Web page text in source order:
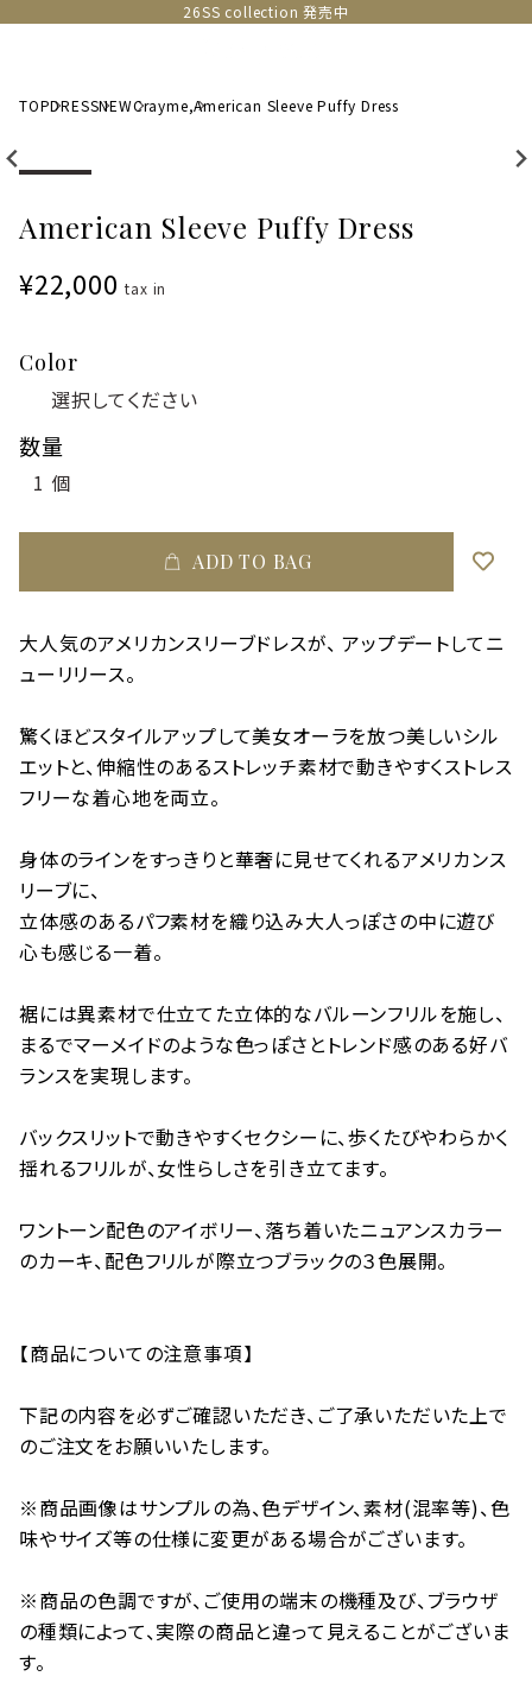
26SS collection 発売中
TOPDRESSNEWCrayme,American Sleeve Puffy Dress
American Sleeve Puffy Dress
¥22,000tax in
Color
数量
ADD TO BAG
大人気のアメリカンスリーブドレスが、 アップデートしてニ
ューリリース。
驚くほどスタイルアップして美女オーラを放つ美しいシル
エットと、伸縮性のあるストレッチ素材で動きやすくストレス
フリーな着心地を両立。
身体のラインをすっきりと華奢に見せてくれるアメリカンス
リーブに、
立体感のあるパフ素材を織り込み大人っぽさの中に遊び
心も感じる一着。
裾には異素材で仕立てた立体的なバルーンフリルを施し、
まるでマーメイドのような色っぽさとトレンド感のある好バ
ランスを実現します。
バックスリットで動きやすくセクシーに、歩くたびやわらかく
揺れるフリルが、女性らしさを引き立てます。
ワントーン配色のアイボリー、落ち着いたニュアンスカラー
のカーキ、配色フリルが際立つブラックの３色展開。
【商品についての注意事項】
下記の内容を必ずご確認いただき、ご了承いただいた上で
のご注文をお願いいたします。
※商品画像はサンプルの為、色デザイン、素材(混率等)、色
味やサイズ等の仕様に変更がある場合がございます。
※商品の色調ですが、ご使用の端末の機種及び、ブラウザ
の種類によって、実際の商品と違って見えることがございま
す。